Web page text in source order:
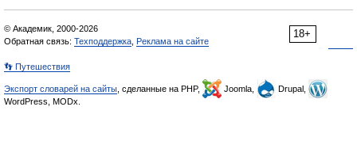
18+
© Академик, 2000-2026
Обратная связь: Техподдержка Реклама на сайте
👣 Путешествия
Экспорт словарей на сайты , сделанные на PHP, Joomla,
Drupal,
WordPress, MODx.